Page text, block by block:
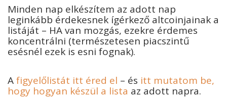
Minden nap elkészítem az adott nap
leginkább érdekesnek ígérkező altcoinjainak a
listáját – HA van mozgás, ezekre érdemes
koncentrálni (természetesen piacszintű
esésnél ezek is esni fognak).
Afigyelőlistát itt éred el – és itt mutatom be,
hogy hogyan készül a lista az adott napra.